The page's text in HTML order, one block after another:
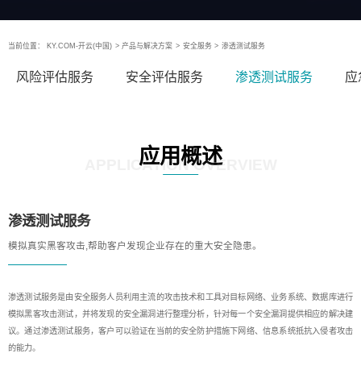
当前位置： KY.COM-开云(中国) > 产品与解决方案 > 安全服务 > 渗透测试服务
风险评估服务 安全评估服务 渗透测试服务 应
应用概述
APPLICATION OVERVIEW
渗透测试服务
模拟真实黑客攻击,帮助客户发现企业存在的重大安全隐患。
渗透测试服务是由安全服务人员利用主流的攻击技术和工具对目标网络、业务系统、数据库进行
模拟黑客攻击测试，并将发现的安全漏洞进行整理分析，针对每一个安全漏洞提供相应的解决建
议。通过渗透测试服务，客户可以验证在当前的安全防护措施下网络、信息系统抵抗入侵者攻击
的能力。